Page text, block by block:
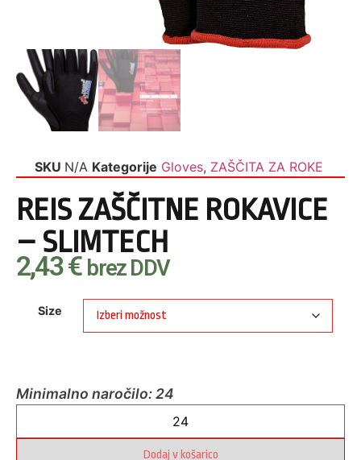
SKU N/A Kategorije Gloves, ZAŠČITA ZA ROKE
REIS ZAŠČITNE ROKAVICE
– SLIMTECH
2,43€ brez DDV
Size
Minimalno naročilo: 24
Dodaj v košarico